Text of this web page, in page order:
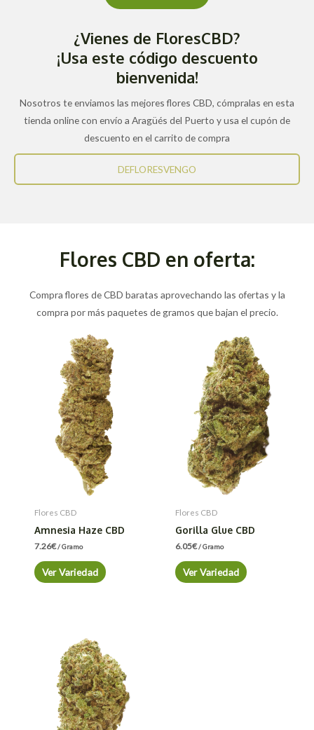
¿Vienes de FloresCBD?
¡Usa este código descuento
bienvenida!
Nosotros te enviamos las mejores flores CBD, cómpralas en esta
tienda online con envío a Aragüés del Puerto y usa el cupón de
descuento en el carrito de compra
DEFLORESVENGO
Flores CBD en oferta:
Compra flores de CBD baratas aprovechando las ofertas y la
compra por más paquetes de gramos que bajan el precio.
Flores CBD
Amnesia Haze CBD
7.26€/ Gramo
Ver Variedad
Flores CBD
Gorilla Glue CBD
6.05€/ Gramo
Ver Variedad